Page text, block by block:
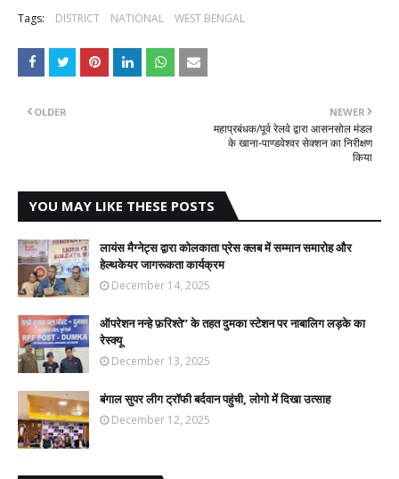
Tags: DISTRICT NATIONAL WEST BENGAL
NEWER
महाप्रबंधक/पूर्व रेलवे द्वारा आसनसोल मंडल
के खाना-पाण्डवेश्वर सेक्शन का निरीक्षण
किया
OLDER
YOU MAY LIKE THESE POSTS
लायंस मैग्नेट्स द्वारा कोलकाता प्रेस क्लब में सम्मान समारोह और
हेल्थकेयर जागरूकता कार्यक्रम
December 14, 2025
ऑपरेशन नन्हे फ़रिश्ते” के तहत दुमका स्टेशन पर नाबालिग लड़के का
रेस्क्यू
December 13, 2025
बंगाल सुपर लीग ट्रॉफी बर्दवान पहुंची, लोगो में दिखा उत्साह
December 12, 2025